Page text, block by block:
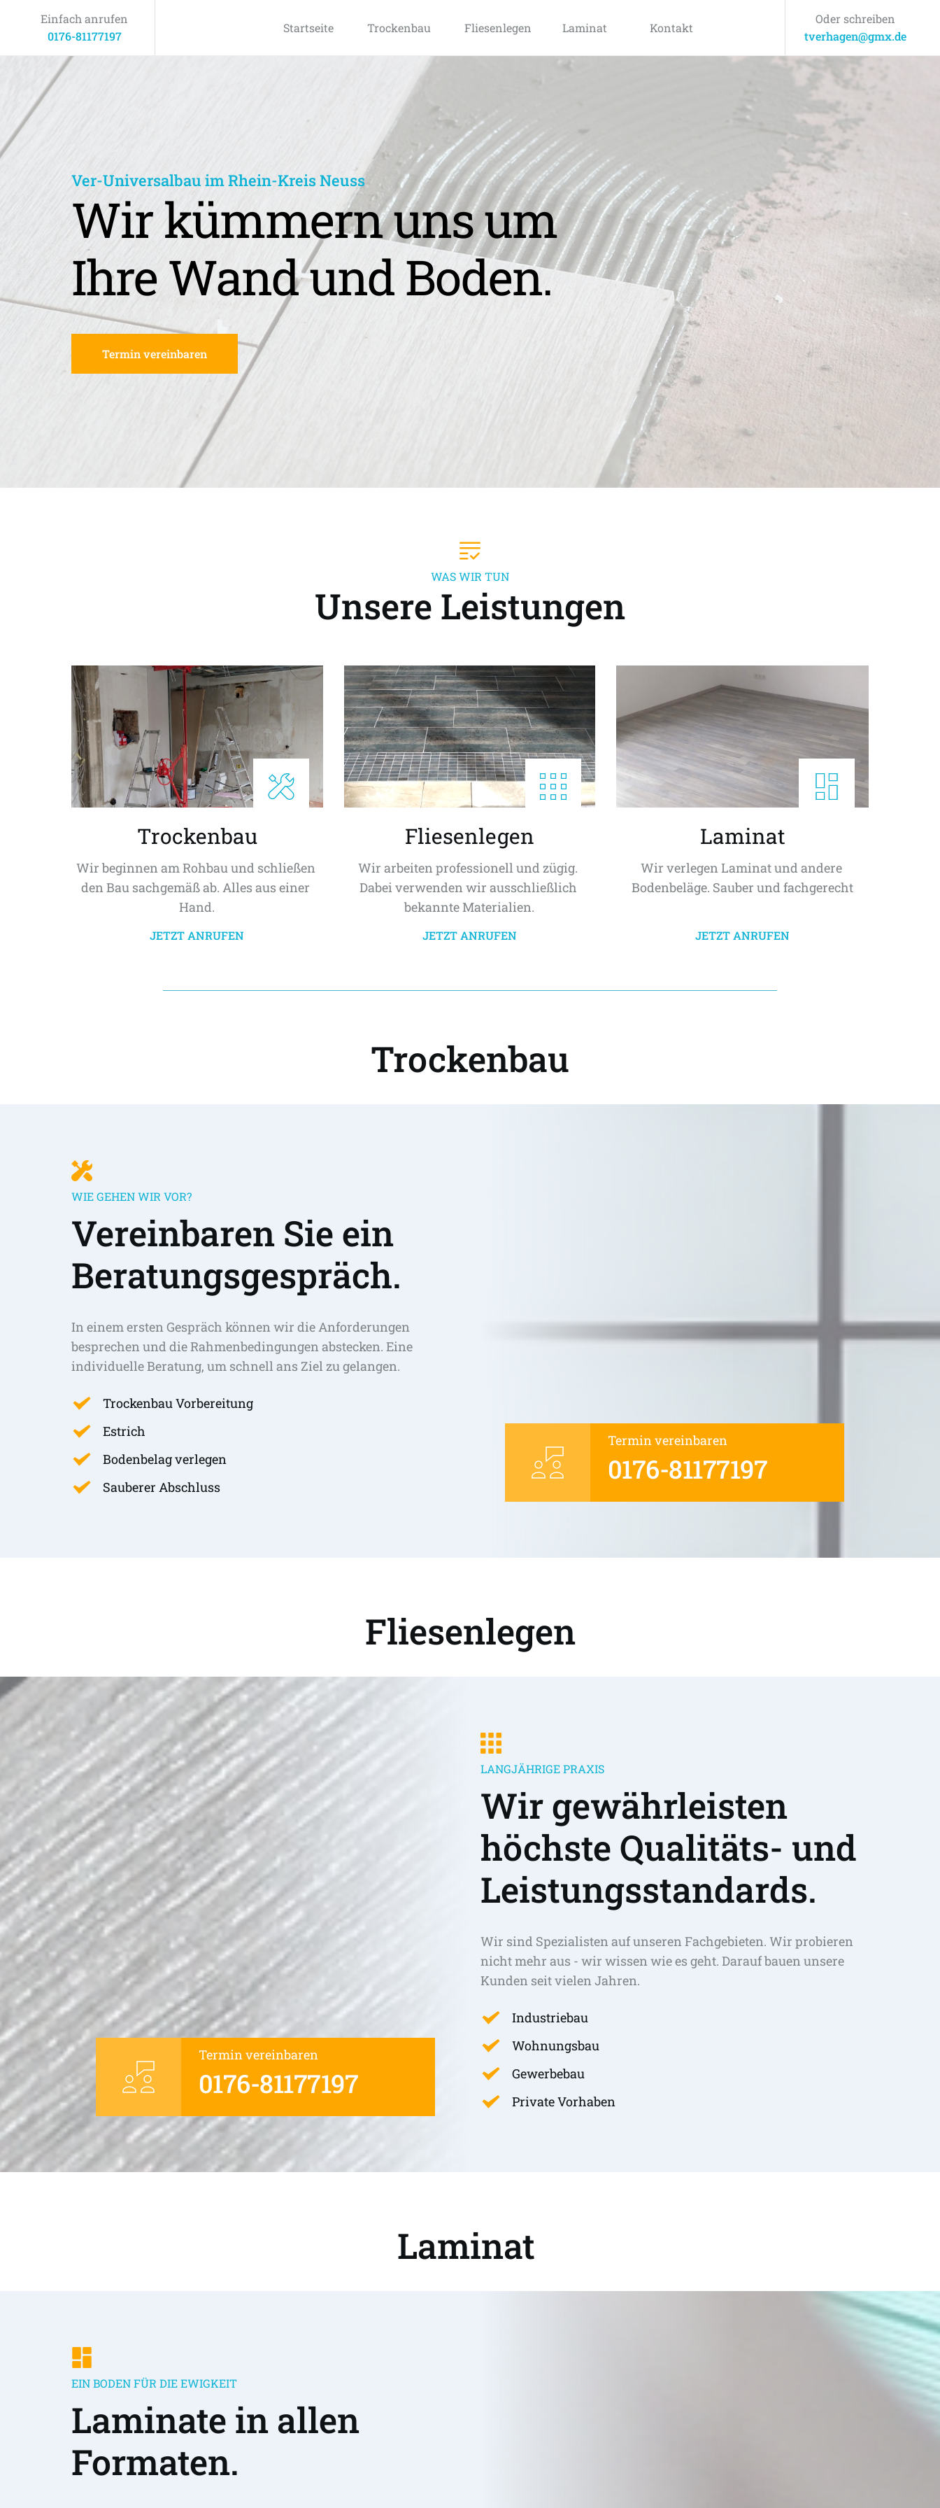
Einfach anrufen
0176-81177197
Startseite Trockenbau Fliesenlegen Laminat Kontakt
Oder schreiben
tverhagen@gmx.de
Ver-Universalbau im Rhein-Kreis Neuss
Wir kümmern uns um
Ihre Wand und Boden.
Termin vereinbaren
WAS WIR TUN
Unsere Leistungen
Trockenbau
Wir beginnen am Rohbau und schließen
den Bau sachgemäß ab. Alles aus einer
Hand.
JETZT ANRUFEN
Fliesenlegen
Wir arbeiten professionell und zügig.
Dabei verwenden wir ausschließlich
bekannte Materialien.
JETZT ANRUFEN
Laminat
Wir verlegen Laminat und andere
Bodenbeläge. Sauber und fachgerecht
JETZT ANRUFEN
Trockenbau
WIE GEHEN WIR VOR?
Vereinbaren Sie ein
Beratungsgespräch.
In einem ersten Gespräch können wir die Anforderungen
besprechen und die Rahmenbedingungen abstecken. Eine
individuelle Beratung, um schnell ans Ziel zu gelangen.
Trockenbau Vorbereitung
Estrich
Bodenbelag verlegen
Sauberer Abschluss
Termin vereinbaren
0176-81177197
Fliesenlegen
Termin vereinbaren
0176-81177197
LANGJÄHRIGE PRAXIS
Wir gewährleisten
höchste Qualitäts- und
Leistungsstandards.
Wir sind Spezialisten auf unseren Fachgebieten. Wir probieren
nicht mehr aus - wir wissen wie es geht. Darauf bauen unsere
Kunden seit vielen Jahren.
Industriebau
Wohnungsbau
Gewerbebau
Private Vorhaben
Laminat
EIN BODEN FÜR DIE EWIGKEIT
Laminate in allen
Formaten.